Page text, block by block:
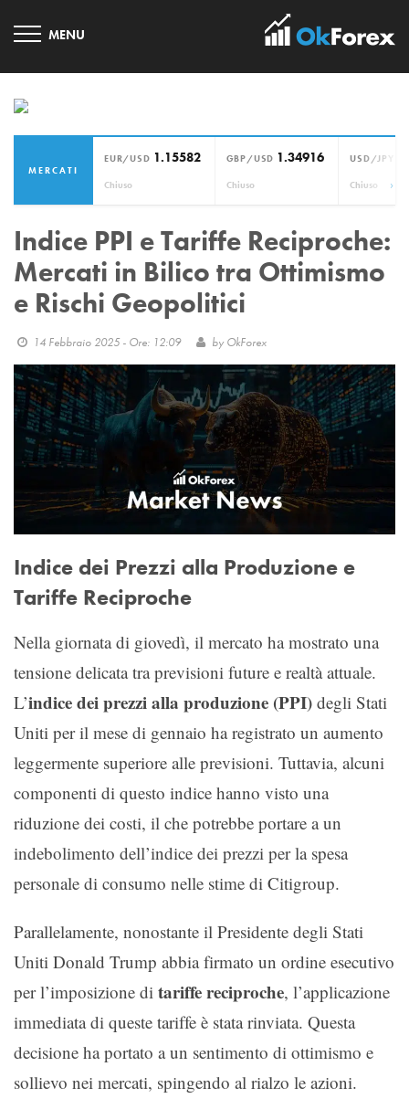
MERCATI
EUR/USD 1.15582
Chiuso
GBP/USD 1.34916
Chiuso
USD/JPY
Chiuso
Indice PPI e Tariffe Reciproche:
Mercati in Bilico tra Ottimismo
e Rischi Geopolitici
14 Febbraio 2025 - Ore: 12:09 by OkForex
Indice dei Prezzi alla Produzione e
Tariffe Reciproche
Nella giornata di giovedì, il mercato ha mostrato una
tensione delicata tra previsioni future e realtà attuale.
L’indice dei prezzi alla produzione (PPI) degli Stati
Uniti per il mese di gennaio ha registrato un aumento
leggermente superiore alle previsioni. Tuttavia, alcuni
componenti di questo indice hanno visto una
riduzione dei costi, il che potrebbe portare a un
indebolimento dell’indice dei prezzi per la spesa
personale di consumo nelle stime di Citigroup.
Parallelamente, nonostante il Presidente degli Stati
Uniti Donald Trump abbia firmato un ordine esecutivo
per l’imposizione di tariffe reciproche, l’applicazione
immediata di queste tariffe è stata rinviata. Questa
decisione ha portato a un sentimento di ottimismo e
sollievo nei mercati, spingendo al rialzo le azioni.